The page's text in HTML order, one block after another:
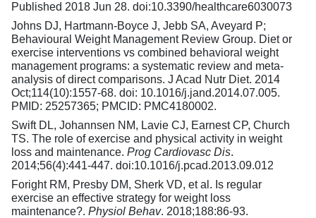
Published 2018 Jun 28. doi:10.3390/healthcare6030073
Johns DJ, Hartmann-Boyce J, Jebb SA, Aveyard P;
Behavioural Weight Management Review Group. Diet or
exercise interventions vs combined behavioral weight
management programs: a systematic review and meta-
analysis of direct comparisons. J Acad Nutr Diet. 2014
Oct;114(10):1557-68. doi: 10.1016/j.jand.2014.07.005.
PMID: 25257365; PMCID: PMC4180002.
Swift DL, Johannsen NM, Lavie CJ, Earnest CP, Church
TS. The role of exercise and physical activity in weight
loss and maintenance. Prog Cardiovasc Dis.
2014;56(4):441-447. doi:10.1016/j.pcad.2013.09.012
Foright RM, Presby DM, Sherk VD, et al. Is regular
exercise an effective strategy for weight loss
maintenance?. Physiol Behav. 2018;188:86-93.